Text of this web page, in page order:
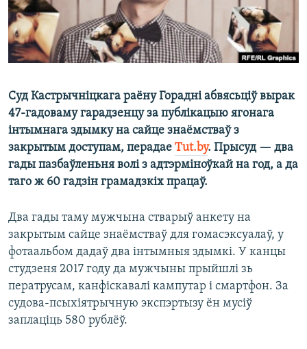
Суд Кастрычніцкага раёну Горадні абвясьціў вырак
47-гадоваму гарадзенцу за публікацыю ягонага
інтымнага здымку на сайце знаёмстваў з
закрытым доступам, перадае Tut.by. Прысуд — два
гады пазбаўленьня волі з адтэрміноўкай на год, а да
таго ж 60 гадзін грамадзкіх працаў.
Два гады таму мужчына стварыў анкету на
закрытым сайце знаёмстваў для гомасэксуалаў, у
фотаальбом дадаў два інтымныя здымкі. У канцы
студзеня 2017 году да мужчыны прыйшлі зь
ператрусам, канфіскавалі кампутар і смартфон. За
судова-псыхіятрычную экспэртызу ён мусіў
заплаціць 580 рублёў.